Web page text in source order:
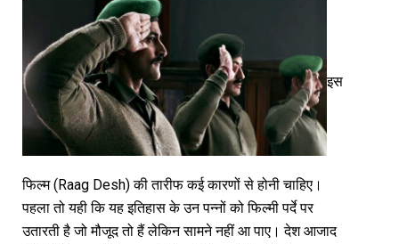
इस
फिल्म (Raag Desh) की तारीफ कई कारणों से होनी चाहिए।
पहला तो यही कि यह इतिहास के उन पन्नों को फिल्मी पर्दे पर
उतारती है जो मौजूद तो हैं लेकिन सामने नहीं आ पाए। देश आजाद